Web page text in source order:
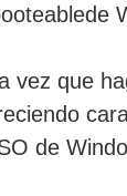
vez que
de